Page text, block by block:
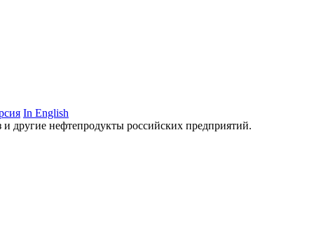
In English
другие нефтепродукты российских предприятий.